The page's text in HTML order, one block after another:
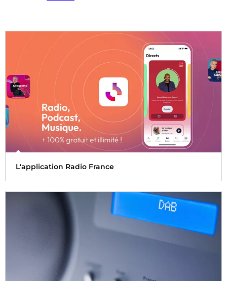
L'application Radio France
Tous les directs, les webradios et tous les podcasts de votre
été sont disponibles sur l'application Radio France